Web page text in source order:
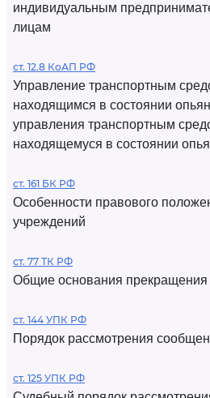
индивидуальным
лицам
ст. 12.8 КоАП РФ
Управление транспортным
находящимся в состоянии
управления транспортным
находящемуся в состоянии
ст. 161 БК РФ
Особенности правового
учреждений
ст. 77 ТК РФ
Общие основания прекращения
ст. 144 УПК РФ
Порядок рассмотрения
ст. 125 УПК РФ